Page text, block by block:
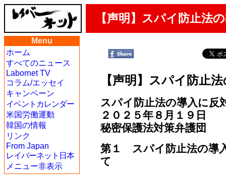
【声明】スパイ防止法
Menu
ホーム
すべてのニュース
Labornet TV
コラム/エッセイ
キャンペーン
イベントカレンダー
米国労働運動
韓国の情報
リンク
From Japan
レイバーネット日本
メニュー非表示
【声明】スパイ防止
スパイ防止法の導入に反
２０２５年８月１９日
秘密保護法対策弁護団
第１ スパイ防止法の導
て